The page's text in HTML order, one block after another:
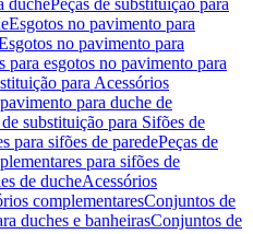
duchePeças de substituição para
Esgotos no pavimento para
no pavimento para
para esgotos no pavimento para
para Acessórios
para duche de
de substituição para Sifões de
para sifões de paredePeças de
para sifões de
de ducheAcessórios
complementaresConjuntos de
duches e banheirasConjuntos de